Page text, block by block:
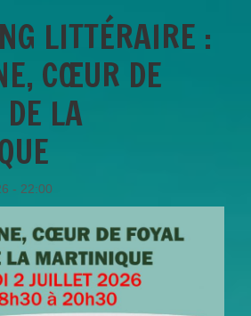
LITTÉRAIRE :
CŒUR DE
DE LA
- 22:00